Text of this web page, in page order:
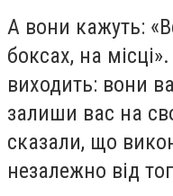
А вони кажуть:
боксах, на
виходить: вони
залиши вас на
сказали, що
незалежно від